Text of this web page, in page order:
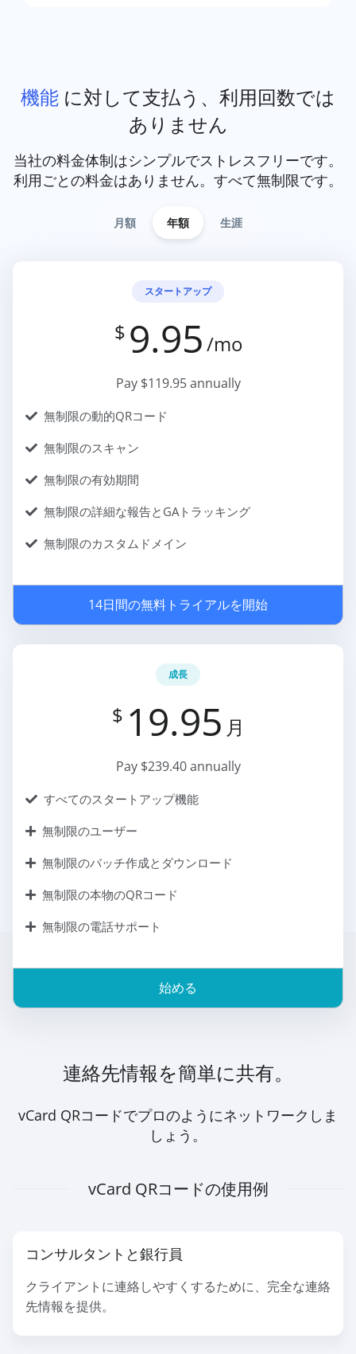
機能 に対して支払う、利用回数では
ありません
当社の料金体制はシンプルでストレスフリーです。
利用ごとの料金はありません。すべて無制限です。
月額 年額 生涯
スタートアップ
$ 9.95/mo
Pay $119.95 annually
無制限の動的QRコード
無制限のスキャン
無制限の有効期間
無制限の詳細な報告とGAトラッキング
無制限のカスタムドメイン
14日間の無料トライアルを開始
成長
$ 19.95 月
Pay $239.40 annually
すべてのスタートアップ機能
無制限のユーザー
無制限のバッチ作成とダウンロード
無制限の本物のQRコード
無制限の電話サポート
始める
連絡先情報を簡単に共有。
vCard QRコードでプロのようにネットワークしま
しょう。
vCard QRコードの使用例
コンサルタントと銀行員
クライアントに連絡しやすくするために、完全な連絡
先情報を提供。